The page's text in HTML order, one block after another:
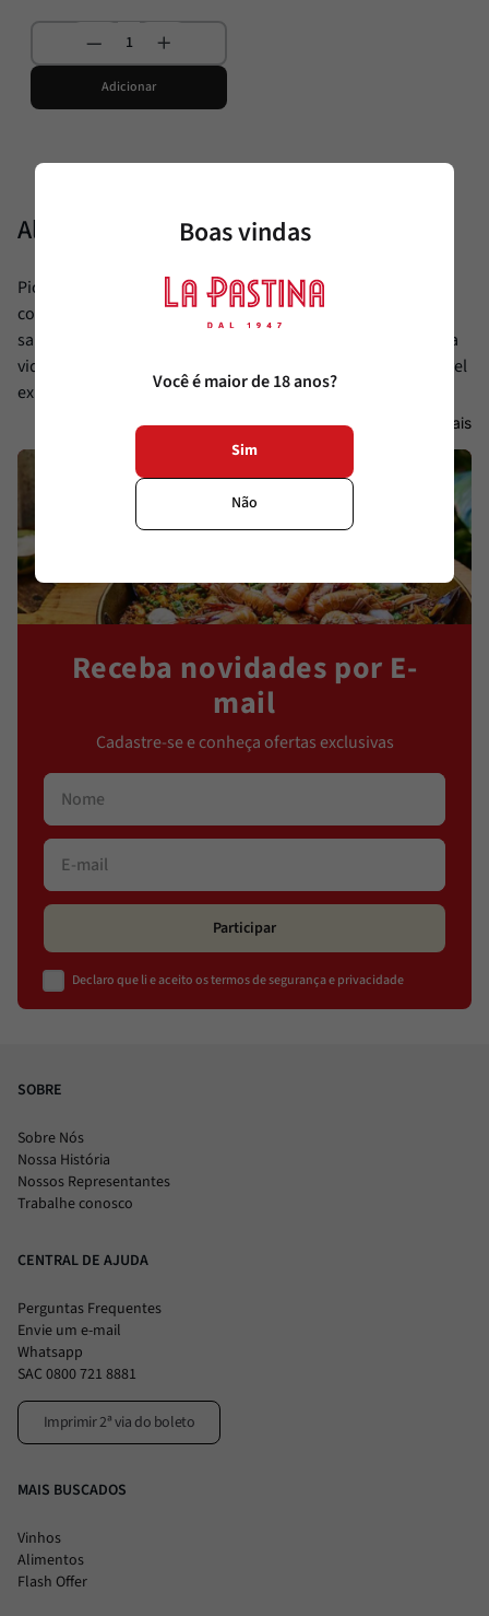
Adicionar
Alimentamos sua paixão.
Pioneira em diversas categorias, a La Pastina vive em
constante busca por produtos diferenciados, saudáveis e
saborosos, oferecendo ao cliente sofisticação e facilitando a
vida daqueles que buscam trazer ao seu dia a dia uma incrível
experiência gourmet à mesa.
Ver Mais
Receba novidades por E-
mail
Cadastre-se e conheça ofertas exclusivas
Participar
Declaro que li e aceito os termos de segurança e privacidade
SOBRE
Sobre Nós
Nossa História
Nossos Representantes
Trabalhe conosco
CENTRAL DE AJUDA
Perguntas Frequentes
Envie um e-mail
Whatsapp
SAC 0800 721 8881
Imprimir 2ª via do boleto
MAIS BUSCADOS
Vinhos
Alimentos
Flash Offer
Boas vindas
Você é maior de 18 anos?
Sim
Não